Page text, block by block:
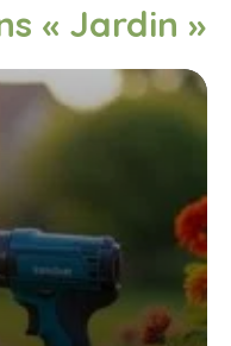
« Jardin »